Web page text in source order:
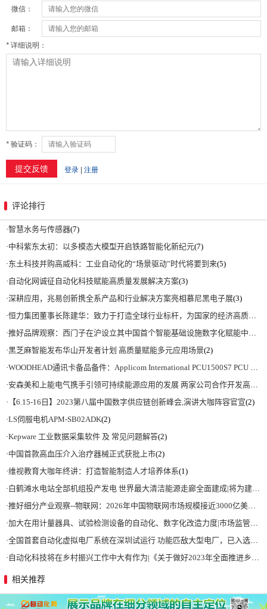
评论排行
·智慧水务与传感器(7)
·中科紫东太初：以多模态大模型开启铁路智能化新纪元(7)
·东土科技并购高威科：工业自动化的“场景驱动”时代将要到来(5)
· 自动化网诚征自动化科技赋能高质量发展解决方案(3)
·深耕应用，兆易创新携全系产品和行业解决方案亮相慕尼黑电子展(3)
·恒力集团董事长陈建华：致力于打造全球行业标杆，为国家的经济高质量发展贡献更大力量|上海电气集团党委书记、董事长吴磊来访
·推好品牌观察：西门子在沪设立其中国首个智能基础设施数字化赋能中心
·黑芝麻智能发布华山开发者计划 高质量赋能多元应用场景(2)
·WOODHEAD通讯卡备品备件：Applicom International PCU1500S7 PCU 1500 S7 V4.5.0
·安森美和上能电气携手引领可持续能源应用的发展 两家公司合作开发高性能储能和太阳能组串式逆变器方案 以实现可持续的未来
· 【6.15-16日】2023第八届中国数字供应链创新峰会,演讲大咖阵容官宣(2)
·LS伺服电机APM-SB02ADK(2)
·Kepware 工业数据采集软件 及 常见问题解答(2)
·中国首款高血压介入治疗器械正式获批上市(2)
·维视教育大咖年终讲：打造智能制造人才培养体系(1)
·白鹤滩水电站全部机组投产发电 世界最大清洁能源走廊全面建成|将为建设新型能源体系、保障国家能源安全、实现“双碳”目标提供有力支撑
·推好细分产业观察--物联网：2026年中国物联网市场规模接近3000亿美元 智慧工厂、智慧城市、智慧电网等将占60%以上
·加大在用计量器具、试验检测设备的自动化、数字化改造力度|市场监管总局 工业和信息化部 关于促进企业计量能力提升的指导意见
·全国首套自动化虚拟电厂系统在深圳试运行 功能匹敌大型电厂，已入选国际典型案例
· 自动化科技将在乡村振兴工作中大有作为|《关于做好2023年全面推进乡村振兴重点工作的意见》发布
相关推荐